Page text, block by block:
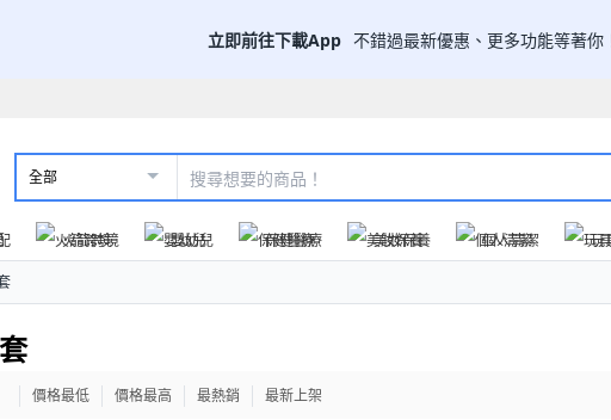
立即前往下載App 不錯過最新優惠、更多功能等著你
全部
火箭跨境 嬰幼兒 保健醫療 美妝保養 個人清潔 玩
價格最低 價格最高 最熱銷 最新上架